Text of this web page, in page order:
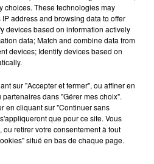
âgée d'une soixantaine
hélicoptère vers l’hôpital
choices. These technologies may
address and browsing data to offer
devices based on information actively
data; Match and combine data from
devices; Identify devices based on
sur "Accepter et fermer", ou affiner en
dans "Gérer mes choix".
en cliquant sur "Continuer sans
que pour ce site. Vous
retirer votre consentement à tout
situé en bas de chaque page.